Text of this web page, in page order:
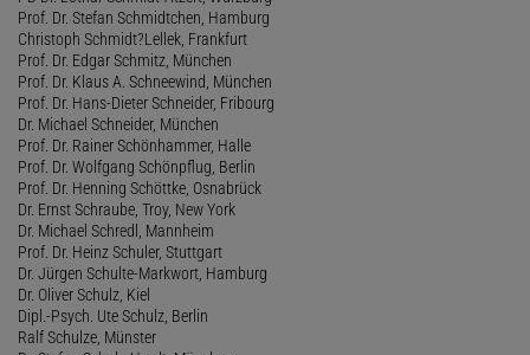
Prof. Dr. Stefan Schmidtchen, Hamburg
Christoph Schmidt?Lellek, Frankfurt
Prof. Dr. Edgar Schmitz, München
Prof. Dr. Klaus A. Schneewind, München
Prof. Dr. Hans-Dieter Schneider, Fribourg
Dr. Michael Schneider, München
Prof. Dr. Rainer Schönhammer, Halle
Prof. Dr. Wolfgang Schönpflug, Berlin
Prof. Dr. Henning Schöttke, Osnabrück
Dr. Ernst Schraube, Troy, New York
Dr. Michael Schredl, Mannheim
Prof. Dr. Heinz Schuler, Stuttgart
Dr. Jürgen Schulte-Markwort, Hamburg
Dr. Oliver Schulz, Kiel
Dipl.-Psych. Ute Schulz, Berlin
Ralf Schulze, Münster